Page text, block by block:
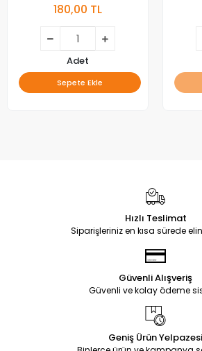
180,00 TL
Adet
Sepete Ekle
Hızlı Teslimat
Siparişleriniz en kısa sürede
Güvenli Alışveriş
Güvenli ve kolay ödeme
Geniş Ürün Yelpazesi